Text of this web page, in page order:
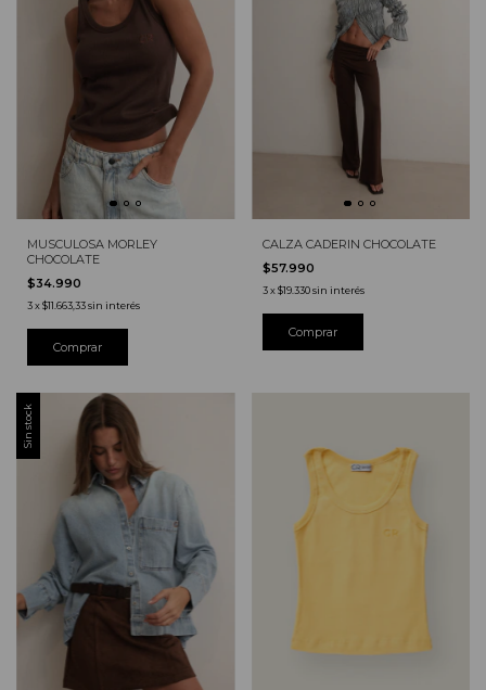
MUSCULOSA MORLEY
CHOCOLATE
$34.990
3x$11.663,33sin interés
Comprar
CALZA CADERIN CHOCOLATE
$57.990
3 x$19.330 sin interés
Comprar
Sin stock